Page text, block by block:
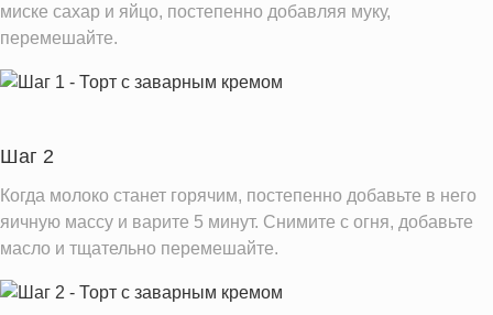
Вода
1351.0 г
Магний
184.9 мг
Железо
Калий
2200.3 мг
Фолиевая кислота
107.3 мкг
Витамин А
494.3 IU
миске сахар и яйцо, постепенно добавляя муку,
перемешайте.
Шаг 2
Когда молоко станет горячим, постепенно добавьте в него
яичную массу и варите 5 минут. Снимите с огня, добавьте
масло и тщательно перемешайте.